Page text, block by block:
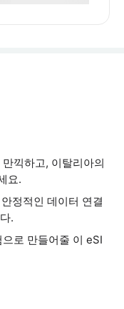
끽하고, 이탈리아의
요.
정적인 데이터 연결
.
로 만들어줄 이 eSI